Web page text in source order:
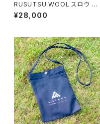
RUSUTSU WOOL スロウ ～4
WAYブランケット～
¥28,000